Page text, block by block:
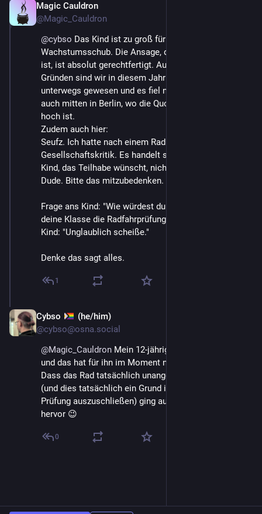
Magic Cauldron
@Magic_Cauldron
@cybso Das Kind ist zu groß für das Rad dank
Wachstumsschub. Die Ansage, dass das Rad zu klein
ist, ist absolut gerechtfertigt. Aus mannigfaltigen
Gründen sind wir in diesem Jahr wenig mit dem Rad
unterwegs gewesen und es fiel nicht auf. Wir wohnen
auch mitten in Berlin, wo die Quote an Unfällen recht
hoch ist.
Zudem auch hier:
Seufz. Ich hatte nach einem Rad gefragt, nicht nach
Gesellschaftskritik. Es handelt sich um ein 10jähriges
Kind, das Teilhabe wünscht, nicht um nen 40jährigen
Dude. Bitte das mitzubedenken.
Frage ans Kind: "Wie würdest du dich fühlen, wenn
deine Klasse die Radfahrprüfung macht und du nicht?"
Kind: "Unglaublich scheiße."
Denke das sagt alles.
1
Cybso
(he/him)
@cybso@osna.social
@Magic_Cauldron Mein 12-jähriger fährt ein 24" Rad
und das hat für ihn im Moment noch die Ideale Größe.
Dass das Rad tatsächlich unangemessen klein ist
(und dies tatsächlich ein Grund ist das Kind von der
Prüfung auszuschließen) ging aus deinem OP nicht
hervor 😉
0